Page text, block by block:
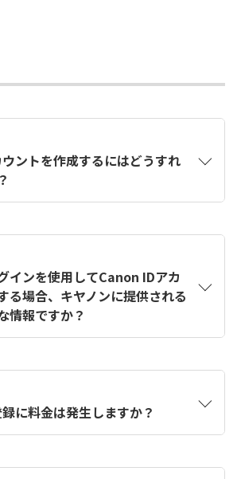
ントを作成するにはどうすれ
成方法は【カメラ】Canon IDとは
Canon IDの作成方法は？をご確認く
インを使用してCanon IDアカ
る場合、キヤノンに提供される
情報ですか？
ビスから取得します。アカウントを
きるように、この情報を使用して
登録フォームを入力します。
に料金は発生しますか？